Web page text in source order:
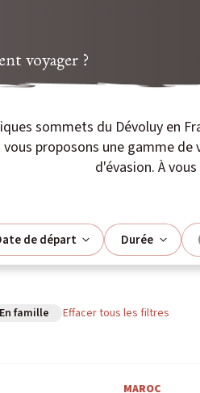
voyager ?
sommets du Dévoluy en
vous proposons une gamme
d'évasion. À
de départ
août
Durée
En famille Effacer tous les filtres
MAROC